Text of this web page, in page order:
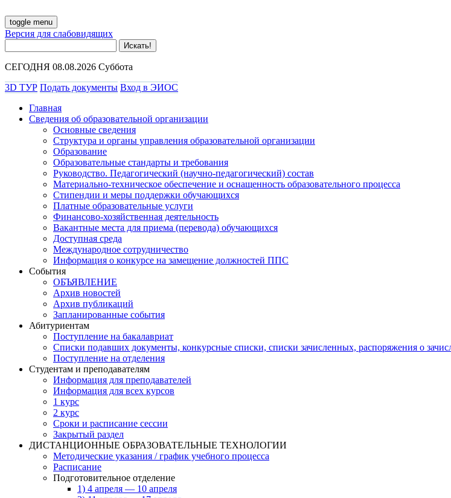
toggle menu
Версия для слабовидящих
СЕГОДНЯ 08.08.2026 Суббота
3D ТУР Подать документы Вход в ЭИОС
Главная
Сведения об образовательной организации
Основные сведения
Структура и органы управления образовательной организации
Образование
Образовательные стандарты и требования
Руководство. Педагогический (научно-педагогический) состав
Материально-техническое обеспечение и оснащенность образовательного процесса
Стипендии и меры поддержки обучающихся
Платные образовательные услуги
Финансово-хозяйственная деятельность
Вакантные места для приема (перевода) обучающихся
Доступная среда
Международное сотрудничество
Информация о конкурсе на замещение должностей ППС
События
ОБЪЯВЛЕНИЕ
Архив новостей
Архив публикаций
Запланированные события
Абитуриентам
Поступление на бакалавриат
Списки подавших документы, конкурсные списки, списки зачисленных, распоряжения о
Поступление на отделения
Студентам и преподавателям
Информация для преподавателей
Информация для всех курсов
1 курс
2 курс
Сроки и расписание сессии
Закрытый раздел
ДИСТАНЦИОННЫЕ ОБРАЗОВАТЕЛЬНЫЕ ТЕХНОЛОГИИ
Методические указания / график учебного процесса
Расписание
Подготовительное отделение
1) 4 апреля — 10 апреля